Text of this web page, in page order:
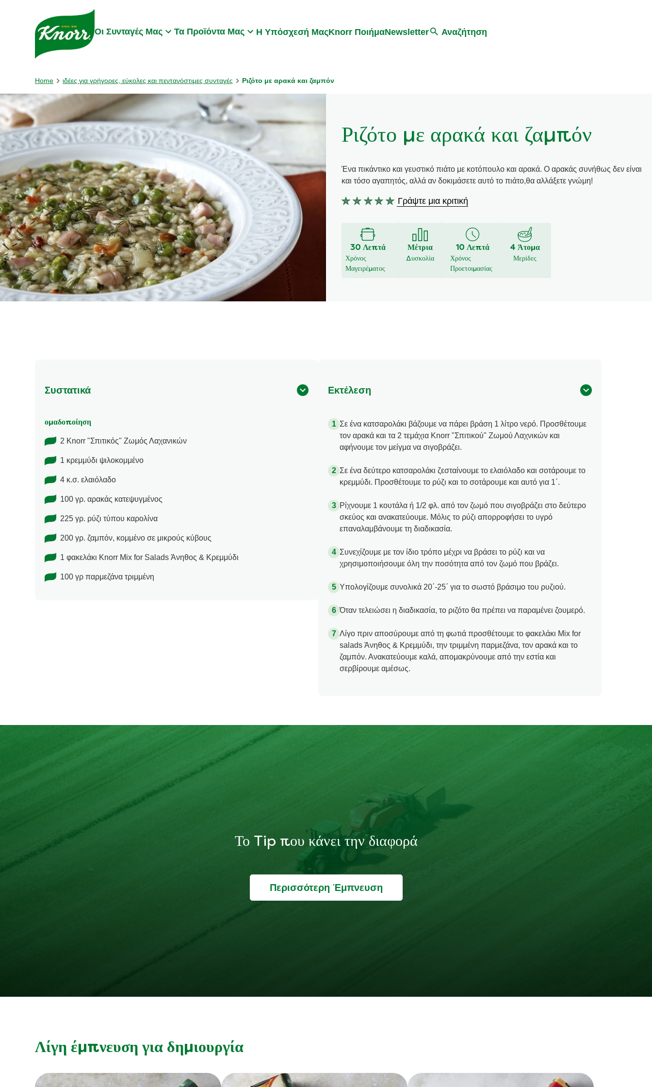
Skip to:
Οι Συνταγές Μας Τα Προϊόντα Μας Η Υπόσχεσή ΜαςKnorr ΠοιήμαNewsletter Αναζήτηση
Home ιδέες για γρήγορες, εύκολες και πεντανόστιμες συνταγές Ριζότο με αρακά και ζαμπόν
Ριζότο με αρακά και ζαμπόν
Ένα πικάντικο και γευστικό πιάτο με κοτόπουλο και αρακά. Ο αρακάς συνήθως δεν είναι
και τόσο αγαπητός, αλλά αν δοκιμάσετε αυτό το πιάτο,θα αλλάξετε γνώμη!
Δεν
αξιολογήσεις
για
αυτό
το
Γράψτε μια κριτική
30 Λεπτά
Χρόνος
Μαγειρέματος
Μέτρια
Δυσκολία
10 Λεπτά
Χρόνος
Προετοιμασίας
4 Άτομα
Μερίδες
Συστατικά
ομαδοποίηση
2 Knorr "Σπιτικός" Ζωμός Λαχανικών
1 κρεμμύδι ψιλοκομμένο
4 κ.σ. ελαιόλαδο
100 γρ. αρακάς κατεψυγμένος
225 γρ. ρύζι τύπου καρολίνα
200 γρ. ζαμπόν, κομμένο σε μικρούς κύβους
1 φακελάκι Knorr Mix for Salads Άνηθος & Κρεμμύδι
100 γρ παρμεζάνα τριμμένη
Εκτέλεση
Σε ένα κατσαρολάκι βάζουμε να πάρει βράση 1 λίτρο νερό. Προσθέτουμε
τον αρακά και τα 2 τεμάχια Knorr "Σπιτικού" Ζωμού Λαχνικών και
αφήνουμε τον μείγμα να σιγοβράζει.
Σε ένα δεύτερο κατσαρολάκι ζεσταίνουμε το ελαιόλαδο και σοτάρουμε το
κρεμμύδι. Προσθέτουμε το ρύζι και το σοτάρουμε και αυτό για 1΄.
Ρίχνουμε 1 κουτάλα ή 1/2 φλ. από τον ζωμό που σιγοβράζει στο δεύτερο
σκεύος και ανακατεύουμε. Μόλις το ρύζι απορροφήσει το υγρό
επαναλαμβάνουμε τη διαδικασία.
Συνεχίζουμε με τον ίδιο τρόπο μέχρι να βράσει το ρύζι και να
χρησιμοποιήσουμε όλη την ποσότητα από τον ζωμό που βράζει.
Υπολογίζουμε συνολικά 20΄-25΄ για το σωστό βράσιμο του ρυζιού.
Όταν τελειώσει η διαδικασία, το ριζότο θα πρέπει να παραμένει ζουμερό.
Λίγο πριν αποσύρουμε από τη φωτιά προσθέτουμε το φακελάκι Mix for
salads Άνηθος & Κρεμμύδι, την τριμμένη παρμεζάνα, τον αρακά και το
ζαμπόν. Ανακατεύουμε καλά, απομακρύνουμε από την εστία και
σερβίρουμε αμέσως.
Το Tip που κάνει την διαφορά
Περισσότερη Έμπνευση
Λίγη έμπνευση για δημιουργία